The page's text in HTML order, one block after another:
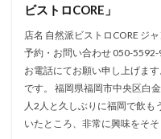
ビストロCORE」
店名 自然派ビストロCORE ジ
予約・お問い合わせ 050-
お電話にてお願い申し上げま
です。 福岡県福岡市中央区白
人2人と久しぶりに福岡で飲
いたところ、非常に興味をそ